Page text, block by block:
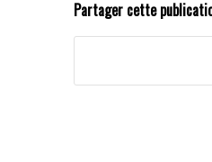
Partager cette